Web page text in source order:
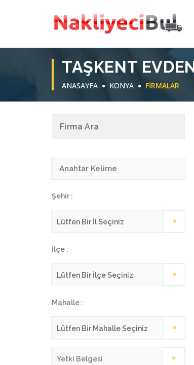
TAŞKENT
ANASAYFA KONYA FIRMALAR
Firma Ara
Şehir :
İlçe :
Mahalle :
Yetki Belgesi